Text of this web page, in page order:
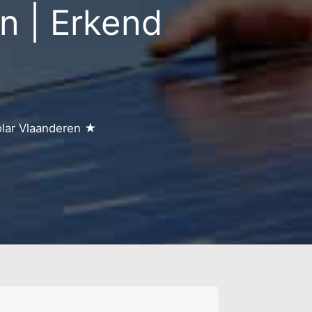
bew. -beekveld
| Erkend
Vlaanderen ★